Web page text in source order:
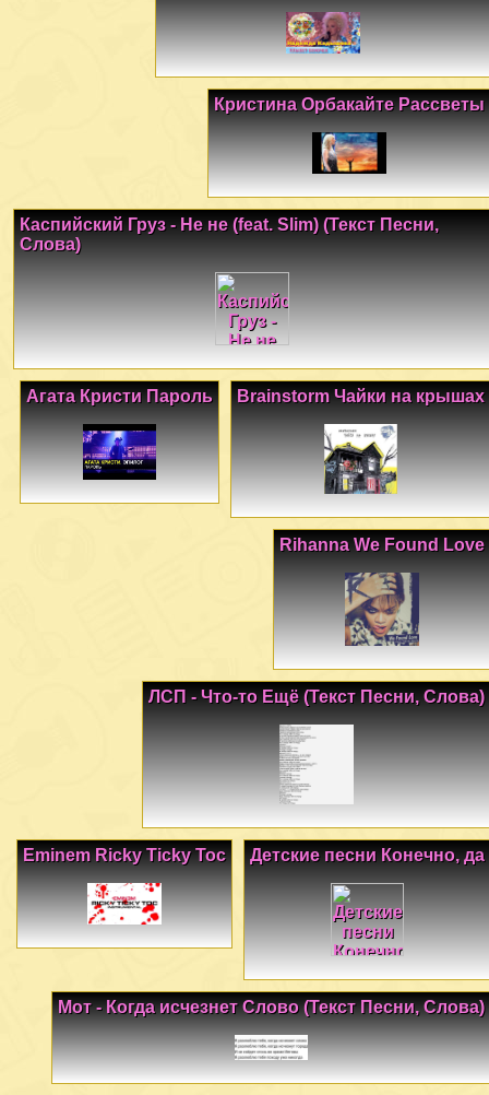
Кристина Орбакайте Рассветы
Каспийский Груз - Не не (feat. Slim) (Текст Песни,
Слова)
Brainstorm Чайки на крышах
Агата Кристи Пароль
Rihanna We Found Love
ЛСП - Что-то Ещё (Текст Песни, Слова)
Детские песни Конечно, да
Eminem Ricky Ticky Toc
Мот - Когда исчезнет Слово (Текст Песни, Слова)